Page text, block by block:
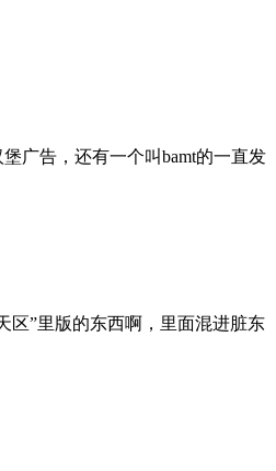
广告，还有一个叫bamt的一直发
区”里版的东西啊，里面混进脏东